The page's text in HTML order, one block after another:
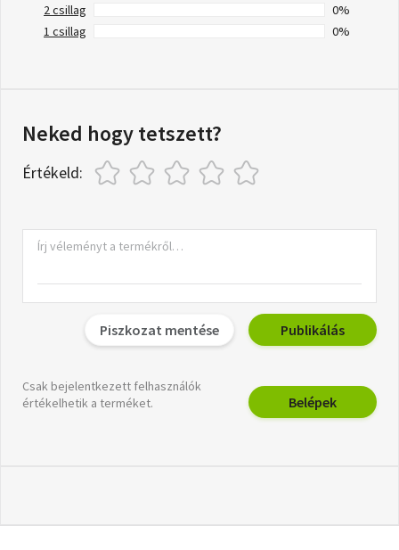
2 csillag
0%
1 csillag
0%
Neked hogy tetszett?
Értékeld:
Piszkozat mentése Publikálás
Csak bejelentkezett felhasználók
értékelhetik a terméket.
Belépek